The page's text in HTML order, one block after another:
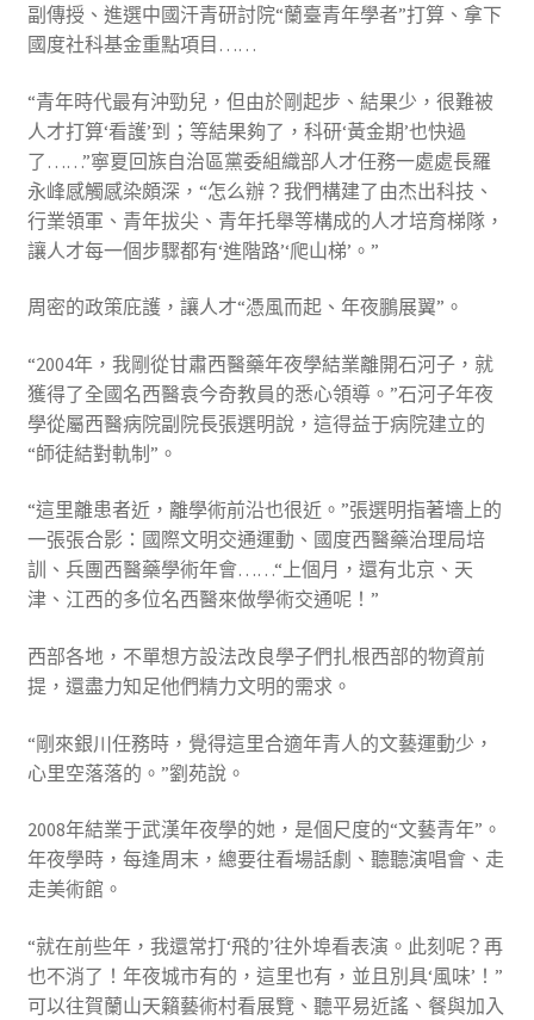
副傳授、進選中國汗青研討院“蘭臺青年學者”打算、拿下
國度社科基金重點項目……
“青年時代最有沖勁兒，但由於剛起步、結果少，很難被
人才打算‘看護’到；等結果夠了，科研‘黃金期’也快過
了……”寧夏回族自治區黨委組織部人才任務一處處長羅
永峰感觸感染頗深，“怎么辦？我們構建了由杰出科技、
行業領軍、青年拔尖、青年托舉等構成的人才培育梯隊，
讓人才每一個步驟都有‘進階路’‘爬山梯’。”
周密的政策庇護，讓人才“憑風而起、年夜鵬展翼”。
“2004年，我剛從甘肅西醫藥年夜學結業離開石河子，就
獲得了全國名西醫袁今奇教員的悉心領導。”石河子年夜
學從屬西醫病院副院長張選明說，這得益于病院建立的
“師徒結對軌制”。
“這里離患者近，離學術前沿也很近。”張選明指著墻上的
一張張合影：國際文明交通運動、國度西醫藥治理局培
訓、兵團西醫藥學術年會……“上個月，還有北京、天
津、江西的多位名西醫來做學術交通呢！”
西部各地，不單想方設法改良學子們扎根西部的物資前
提，還盡力知足他們精力文明的需求。
“剛來銀川任務時，覺得這里合適年青人的文藝運動少，
心里空落落的。”劉苑說。
2008年結業于武漢年夜學的她，是個尺度的“文藝青年”。
年夜學時，每逢周末，總要往看場話劇、聽聽演唱會、走
走美術館。
“就在前些年，我還常打‘飛的’往外埠看表演。此刻呢？再
也不消了！年夜城市有的，這里也有，並且別具‘風味’！”
可以往賀蘭山天籟藝術村看展覽、聽平易近謠、餐與加入